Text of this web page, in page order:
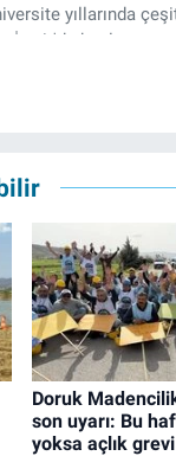
yıllarında
İzmir'de başlayan
Doruk
son uyarı: Bu
yoksa açlık